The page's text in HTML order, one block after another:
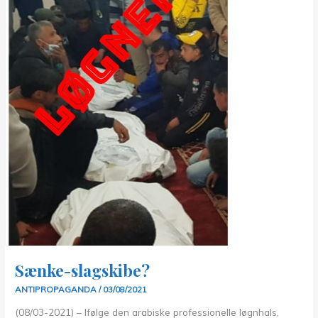
Sænke-slagskibe?
ANTIPROPAGANDA / 03/08/2021
(08/03-2021) – Ifølge den arabiske professionelle løgnhals,